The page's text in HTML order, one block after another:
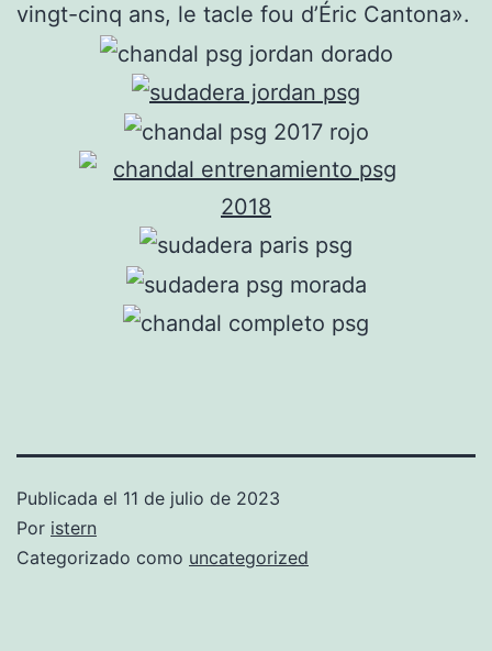
vingt-cinq ans, le tacle fou d’Éric Cantona».
Publicada el 11 de julio de 2023
Por istern
Categorizado como uncategorized